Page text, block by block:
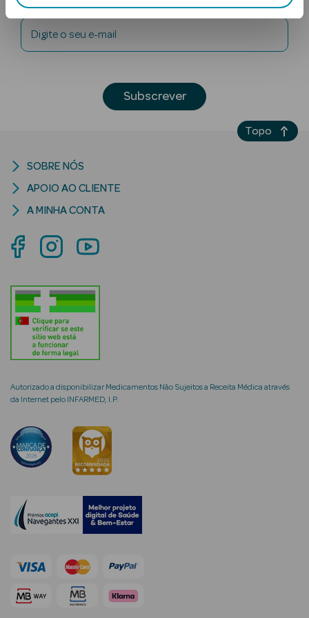
Rosto
Lábios
Criança
Rosto e
Ver Tudo
Cosmética
Rosto
Hidratantes
Séruns Faciais
Creme de Olhos
Anti-
envelhecimento
Digite o seu e-mail
Subscrever
Autorizado a disponibilizar Medicamentos Não Sujeitos a Receita Médica através
da Internet pelo INFARMED, I.P.
SOBRE NÓS
APOIO AO CLIENTE
A MINHA CONTA
Topo